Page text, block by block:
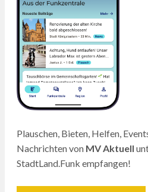
Plauschen, Bieten, Helfen,
Nachrichten von MV Aktuell
StadtLand.Funk empfangen!